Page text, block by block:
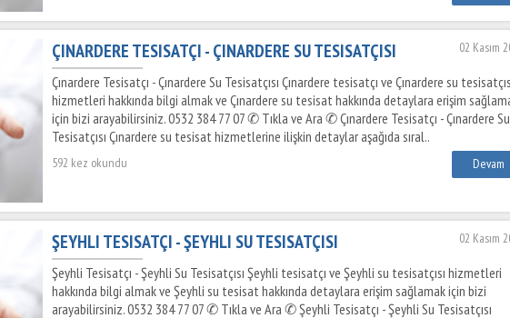
02 Kasım
ÇINARDERE TESISATÇI - ÇINARDERE SU TESISATÇISI
Çınardere Tesisatçı - Çınardere Su Tesisatçısı Çınardere tesisatçı ve Çınardere su
hizmetleri hakkında bilgi almak ve Çınardere su tesisat hakkında detaylara erişim
için bizi arayabilirsiniz. 0532 384 77 07 ✆ Tıkla ve Ara ✆ Çınardere Tesisatçı - Çınardere Su
Tesisatçısı Çınardere su tesisat hizmetlerine ilişkin detaylar aşağıda sıral..
592 kez okundu Devam
02 Kasım
ŞEYHLI TESISATÇI - ŞEYHLI SU TESISATÇISI
Şeyhli Tesisatçı - Şeyhli Su Tesisatçısı Şeyhli tesisatçı ve Şeyhli su tesisatçısı hizmetleri
hakkında bilgi almak ve Şeyhli su tesisat hakkında detaylara erişim sağlamak için bizi
arayabilirsiniz. 0532 384 77 07 ✆ Tıkla ve Ara ✆ Şeyhli Tesisatçı - Şeyhli Su Tesisatçısı